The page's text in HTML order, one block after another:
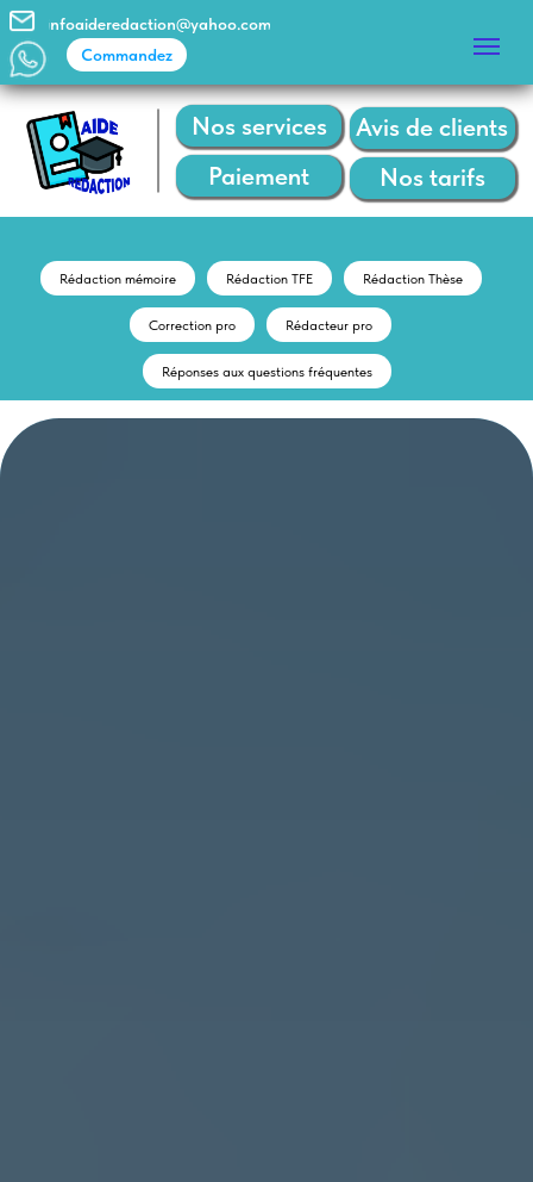
Nos services
Nos tarifs
Paiement
Avis de clients
Commandez
infoaideredaction@yahoo.com
Rédaction mémoire Rédaction TFE Rédaction Thèse
Correction pro Rédacteur pro
Réponses aux questions fréquentes